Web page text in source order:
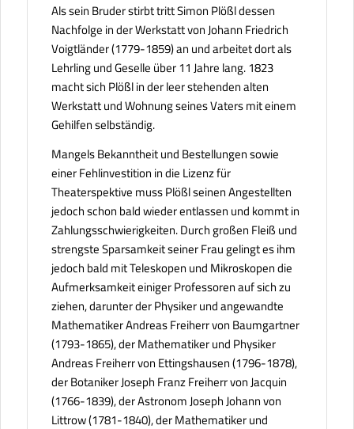
Als sein Bruder stirbt tritt Simon Plößl dessen
Nachfolge in der Werkstatt von Johann Friedrich
Voigtländer (1779-1859) an und arbeitet dort als
Lehrling und Geselle über 11 Jahre lang. 1823
macht sich Plößl in der leer stehenden alten
Werkstatt und Wohnung seines Vaters mit einem
Gehilfen selbständig.
Mangels Bekanntheit und Bestellungen sowie
einer Fehlinvestition in die Lizenz für
Theaterspektive muss Plößl seinen Angestellten
jedoch schon bald wieder entlassen und kommt in
Zahlungsschwierigkeiten. Durch großen Fleiß und
strengste Sparsamkeit seiner Frau gelingt es ihm
jedoch bald mit Teleskopen und Mikroskopen die
Aufmerksamkeit einiger Professoren auf sich zu
ziehen, darunter der Physiker und angewandte
Mathematiker Andreas Freiherr von Baumgartner
(1793-1865), der Mathematiker und Physiker
Andreas Freiherr von Ettingshausen (1796-1878),
der Botaniker Joseph Franz Freiherr von Jacquin
(1766-1839), der Astronom Joseph Johann von
Littrow (1781-1840), der Mathematiker und